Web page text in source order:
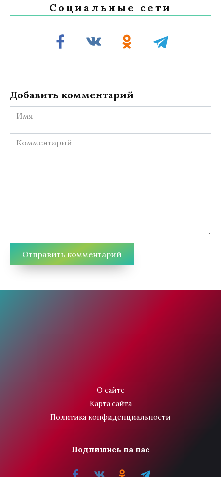
Социальные сети
Добавить комментарий
Имя
Комментарий
О сайте
Карта сайта
Политика конфиденциальности
Подпишись на нас